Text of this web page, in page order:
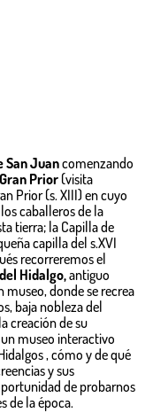
San Juancomenzando
Prior(visita
Prior(s. XIII) en cuyo
caballeros de la
tierra; la Capilla de
capilla del s.XVI
recorreremos el
Hidalgo,antiguo
museo, donde se recrea
baja nobleza del
creación de su
museo interactivo
, cómo y de qué
y sus
de probarnos
de la época.